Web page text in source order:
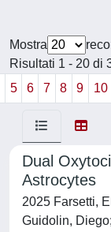
Mostra
Risultati 1 - 20 di
5 6 7 8 9 10
Dual
Astrocytes
2025 Farsetti,
Guidolin,